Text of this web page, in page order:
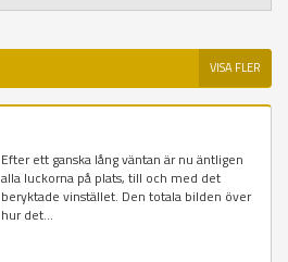
VISA FLER
Efter ett ganska lång väntan är nu äntligen
alla luckorna på plats, till och med det
beryktade vinstället. Den totala bilden över
hur det...